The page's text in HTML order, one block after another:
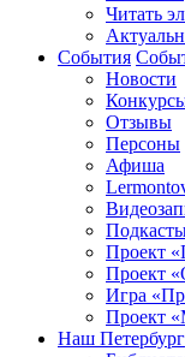
Читать
События
Новости
Отзывы
Персоны
Афиша
Проект
Проект
Игра
Проект
Наш Петербург